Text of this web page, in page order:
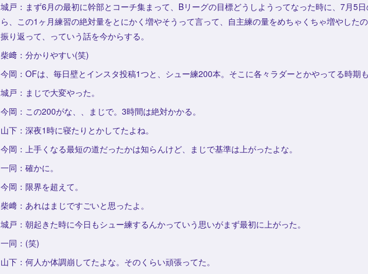
城戸：まず6月の最初に幹部とコーチ集まって、Bリーグの目標どうしようってなった時に、7月5
ら、この1ヶ月練習の絶対量をとにかく増やそうって言って、自主練の量をめちゃくちゃ増やした
振り返って、っていう話を今からする。
柴﨑：分かりやすい(笑)
今岡：OFは、毎日壁とインスタ投稿1つと、シュー練200本。そこに各々ラダーとかやってる時期も
城戸：まじで大変やった。
今岡：この200がな、、まじで。3時間は絶対かかる。
山下：深夜1時に寝たりとかしてたよね。
今岡：上手くなる最短の道だったかは知らんけど、まじで基準は上がったよな。
一同：確かに。
今岡：限界を超えて。
柴﨑：あれはまじですごいと思ったよ。
城戸：朝起きた時に今日もシュー練するんかっていう思いがまず最初に上がった。
一同：(笑)
山下：何人か体調崩してたよな。そのくらい頑張ってた。